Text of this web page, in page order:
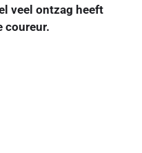
veel ontzag heeft
coureur.